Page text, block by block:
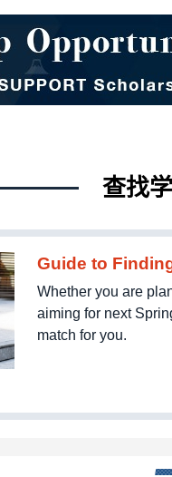
查找
Guide to
Whether you are
aiming for next
match for you.